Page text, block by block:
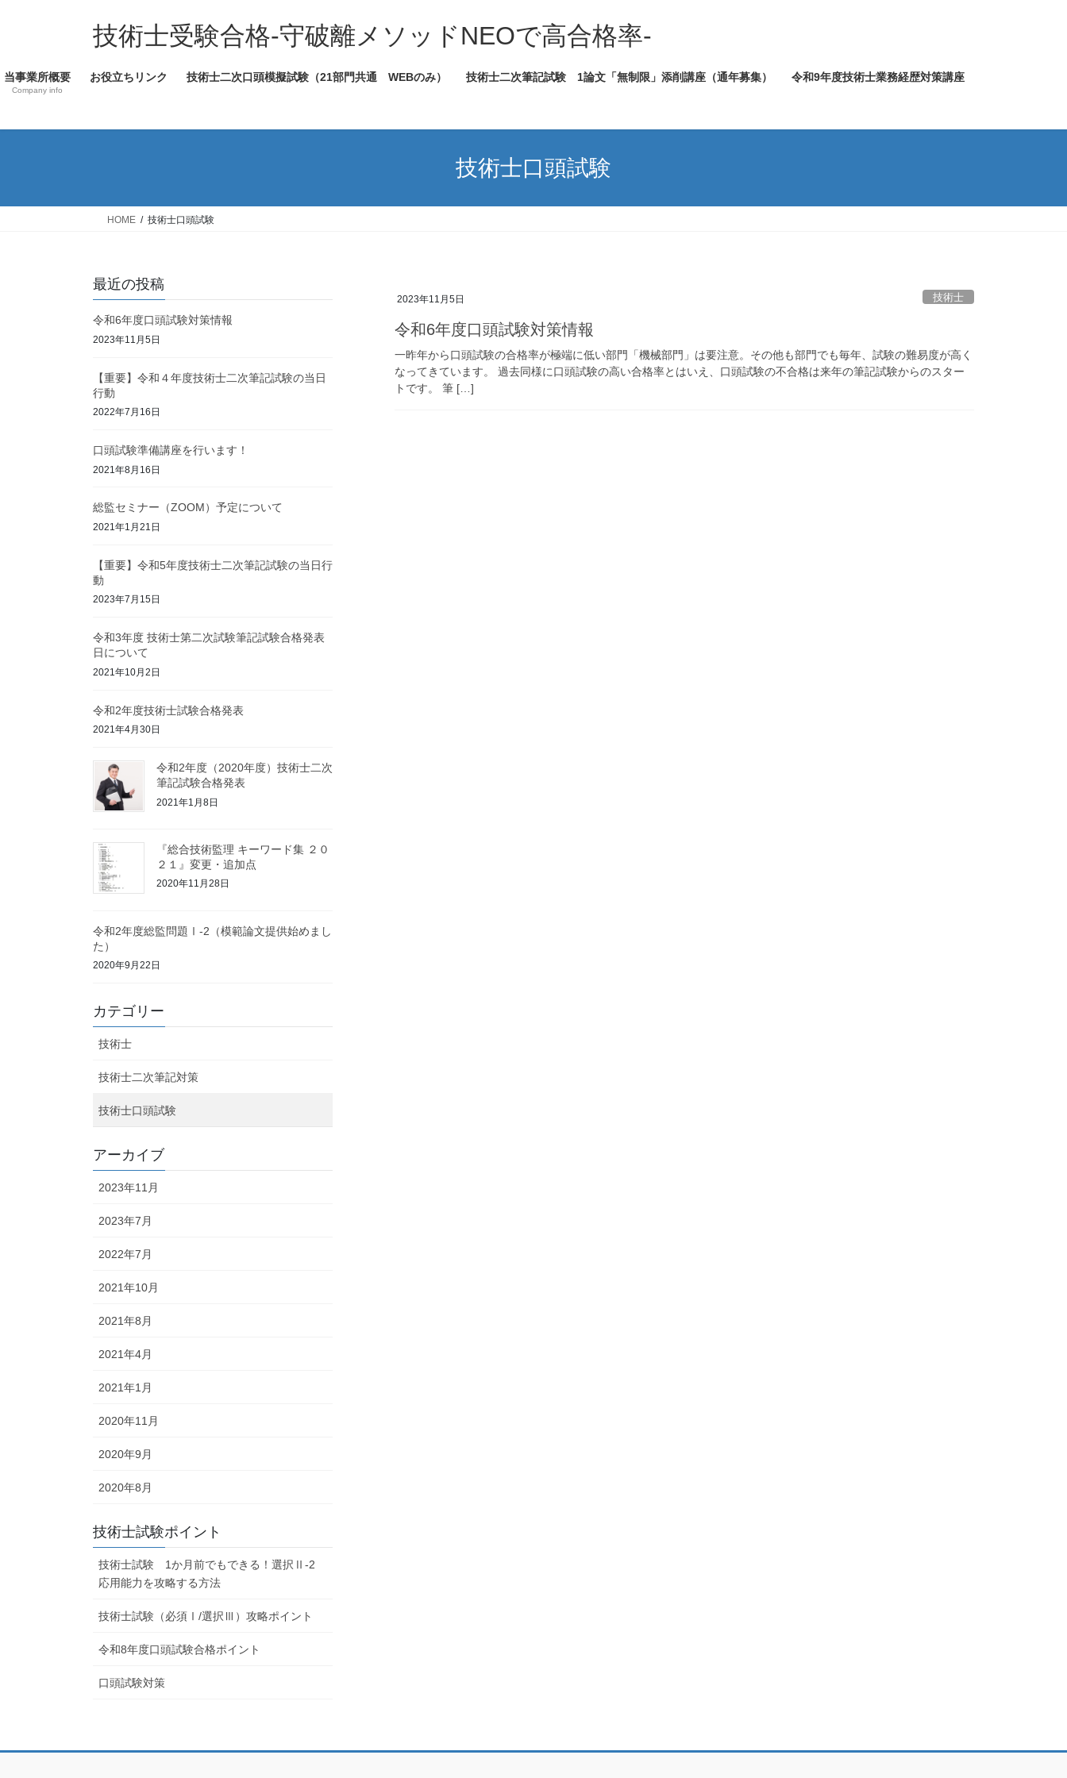
ツ
シ
技術士受験合格-守破離メソッドNEOで高合格率-
当事業所概要
Company info
お役立ちリンク 技術士二次口頭模擬試験（21部門共通 WEBのみ） 技術士二次筆記試験 1論文「無制限」添削講座（通年募集） 令和9年度技術士業務経歴対策講座
技術士口頭試験
HOME 技術士口頭試験
2023年11月5日 技術士
令和6年度口頭試験対策情報
一昨年から口頭試験の合格率が極端に低い部門「機械部門」は要注意。その他も部門でも毎年、試験の難易度が高く
なってきています。 過去同様に口頭試験の高い合格率とはいえ、口頭試験の不合格は来年の筆記試験からのスター
トです。 筆 […]
最近の投稿
令和6年度口頭試験対策情報
2023年11月5日
【重要】令和４年度技術士二次筆記試験の当日
行動
2022年7月16日
口頭試験準備講座を行います！
2021年8月16日
総監セミナー（ZOOM）予定について
2021年1月21日
【重要】令和5年度技術士二次筆記試験の当日行
動
2023年7月15日
令和3年度 技術士第二次試験筆記試験合格発表
日について
2021年10月2日
令和2年度技術士試験合格発表
2021年4月30日
令和2年度（2020年度）技術士二次
筆記試験合格発表
2021年1月8日
『総合技術監理 キーワード集 ２０
２１』変更・追加点
2020年11月28日
令和2年度総監問題Ⅰ-2（模範論文提供始めまし
た）
2020年9月22日
カテゴリー
技術士
技術士二次筆記対策
技術士口頭試験
アーカイブ
2023年11月
2023年7月
2022年7月
2021年10月
2021年8月
2021年4月
2021年1月
2020年11月
2020年9月
2020年8月
技術士試験ポイント
技術士試験 1か月前でもできる！選択Ⅱ-2
応用能力を攻略する方法
技術士試験（必須Ⅰ/選択Ⅲ）攻略ポイント
令和8年度口頭試験合格ポイント
口頭試験対策